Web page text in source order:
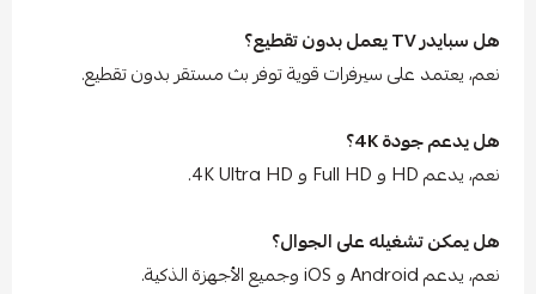
هل سبايدر TV يعمل بدون تقطيع؟
نعم، يعتمد على سيرفرات قوية توفر بث مستقر بدون تقطيع.
هل يدعم جودة 4K؟
نعم، يدعم HD و Full HD و 4K Ultra HD.
هل يمكن تشغيله على الجوال؟
نعم، يدعم Android و iOS وجميع الأجهزة الذكية.